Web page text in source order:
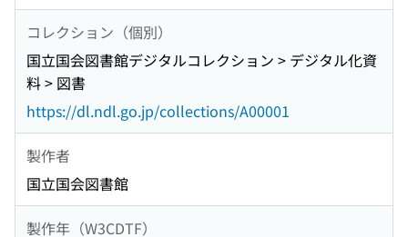
コレクション（個別）
国立国会図書館デジタルコレクション > デジタル化資
料 > 図書
https://dl.ndl.go.jp/collections/A00001
製作者
国立国会図書館
製作年（W3CDTF）